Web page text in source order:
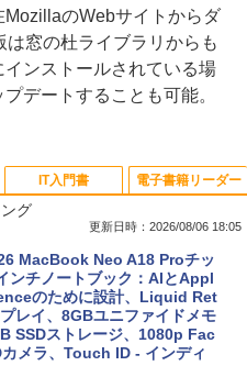
のWebサイトからダ
窓の杜ライブラリからも
ンストールされている場
デートすることも可能。
グ
更新日時：2026/08/06 18:05
MacBook Neo A18 Proチッ
ンチノートブック：AIとAppl
のために設計、Liquid Ret
レイ、8GBユニファイドメモ
SSDストレージ、1080p Fac
メラ、Touch ID - インディ
IT入門書 電子書籍リーダー